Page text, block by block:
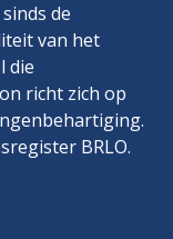
de
van het
die
richt zich op
BRLO.